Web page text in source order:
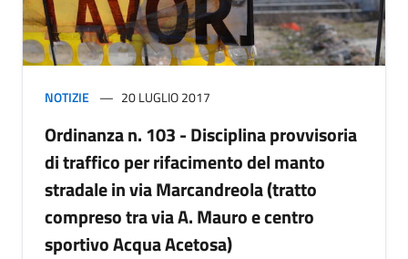
NOTIZIE 20 LUGLIO 2017
Ordinanza n. 103 - Disciplina provvisoria
di traffico per rifacimento del manto
stradale in via Marcandreola (tratto
compreso tra via A. Mauro e centro
sportivo Acqua Acetosa)